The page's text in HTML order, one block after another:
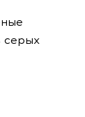
серых